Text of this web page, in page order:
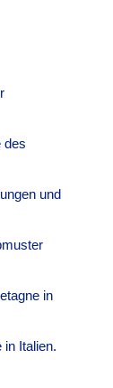
des
und
in
Italien.